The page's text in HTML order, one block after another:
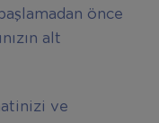
önce
alt
ve